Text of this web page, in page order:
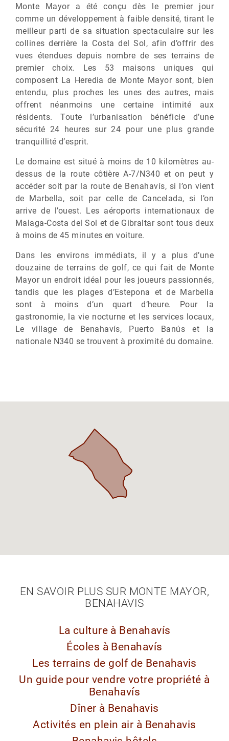
Monte Mayor a été conçu dès le premier jour
comme un développement à faible densité, tirant le
meilleur parti de sa situation spectaculaire sur les
collines derrière la Costa del Sol, afin d’offrir des
vues étendues depuis nombre de ses terrains de
premier choix. Les 53 maisons uniques qui
composent La Heredia de Monte Mayor sont, bien
entendu, plus proches les unes des autres, mais
offrent néanmoins une certaine intimité aux
résidents. Toute l’urbanisation bénéficie d’une
sécurité 24 heures sur 24 pour une plus grande
tranquillité d’esprit.
Le domaine est situé à moins de 10 kilomètres au-
dessus de la route côtière A-7/N340 et on peut y
accéder soit par la route de Benahavís, si l’on vient
de Marbella, soit par celle de Cancelada, si l’on
arrive de l’ouest. Les aéroports internationaux de
Malaga-Costa del Sol et de Gibraltar sont tous deux
à moins de 45 minutes en voiture.
Dans les environs immédiats, il y a plus d’une
douzaine de terrains de golf, ce qui fait de Monte
Mayor un endroit idéal pour les joueurs passionnés,
tandis que les plages d’Estepona et de Marbella
sont à moins d’un quart d’heure. Pour la
gastronomie, la vie nocturne et les services locaux,
Le village de Benahavís, Puerto Banús et la
nationale N340 se trouvent à proximité du domaine.
EN SAVOIR PLUS SUR MONTE MAYOR,
BENAHAVIS
La culture à Benahavís
Écoles à Benahavís
Les terrains de golf de Benahavis
Un guide pour vendre votre propriété à
Benahavís
Dîner à Benahavis
Activités en plein air à Benahavis